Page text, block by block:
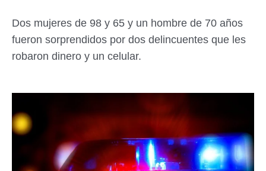
Dos mujeres de 98 y 65 y un hombre de 70 años
fueron sorprendidos por dos delincuentes que les
robaron dinero y un celular.